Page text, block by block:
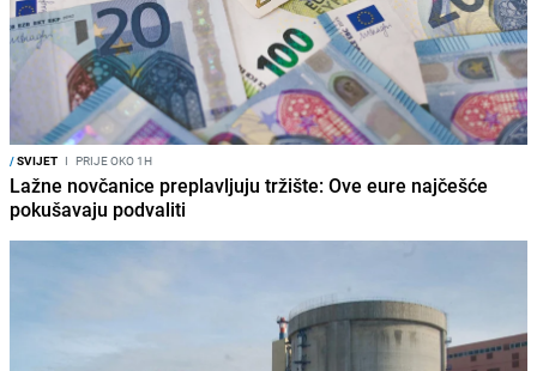
/SVIJET I PRIJE OKO 1H
Lažne novčanice preplavljuju tržište: Ove eure najčešće
pokušavaju podvaliti